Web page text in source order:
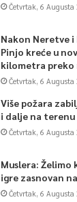
Četvrtak, 6 Augusta
Nakon Neretve
Pinjo kreće u
kilometra preko
Četvrtak, 6 Augusta
Više požara
i dalje na
Četvrtak, 6 Augusta
Muslera:
igre zasnovan
Četvrtak, 6 Augusta